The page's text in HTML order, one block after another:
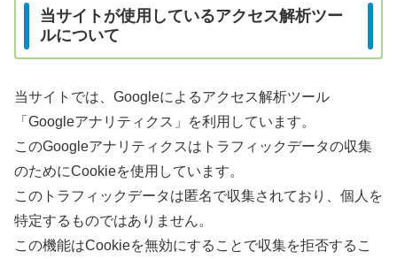
当サイトが使用しているアクセス解析ツー
ルについて
当サイトでは、Googleによるアクセス解析ツール
「Googleアナリティクス」を利用しています。
このGoogleアナリティクスはトラフィックデータの収集
のためにCookieを使用しています。
このトラフィックデータは匿名で収集されており、個人を
特定するものではありません。
この機能はCookieを無効にすることで収集を拒否するこ